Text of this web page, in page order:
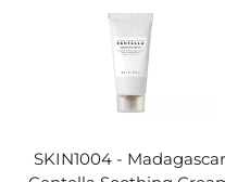
SKIN1004 - Madagascar